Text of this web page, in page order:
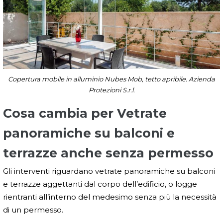
Copertura mobile in alluminio Nubes Mob, tetto apribile. Azienda
Protezioni S.r.l.
Cosa cambia per Vetrate
panoramiche su balconi e
terrazze anche senza permesso
Gli interventi riguardano vetrate panoramiche su balconi
e terrazze aggettanti dal corpo dell’edificio, o logge
rientranti all’interno del medesimo senza più la necessità
di un permesso.